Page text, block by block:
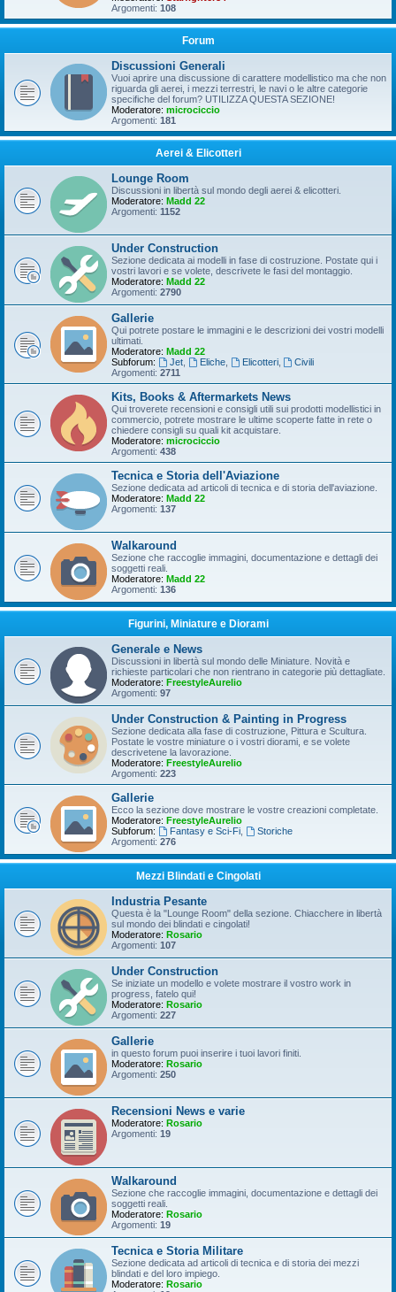
Argomenti: 108
Forum
Discussioni Generali
Vuoi aprire una discussione di carattere modellistico ma che non
riguarda gli aerei, i mezzi terrestri, le navi o le altre categorie
specifiche del forum? UTILIZZA QUESTA SEZIONE!
Moderatore: microciccio
Argomenti: 181
Aerei & Elicotteri
Lounge Room
Discussioni in libertà sul mondo degli aerei & elicotteri.
Moderatore: Madd 22
Argomenti: 1152
Under Construction
Sezione dedicata ai modelli in fase di costruzione. Postate qui i
vostri lavori e se volete, descrivete le fasi del montaggio.
Moderatore: Madd 22
Argomenti: 2790
Gallerie
Qui potrete postare le immagini e le descrizioni dei vostri modelli
ultimati.
Moderatore: Madd 22
Subforum:
Jet, Eliche, Elicotteri,
Civili
Argomenti: 2711
Kits, Books & Aftermarkets News
Qui troverete recensioni e consigli utili sui prodotti modellistici in
commercio, potrete mostrare le ultime scoperte fatte in rete o
chiedere consigli su quali kit acquistare.
Moderatore: microciccio
Argomenti: 438
Tecnica e Storia dell'Aviazione
Sezione dedicata ad articoli di tecnica e di storia dell'aviazione.
Moderatore: Madd 22
Argomenti: 137
Walkaround
Sezione che raccoglie immagini, documentazione e dettagli dei
soggetti reali.
Moderatore: Madd 22
Argomenti: 136
Figurini, Miniature e Diorami
Generale e News
Discussioni in libertà sul mondo delle Miniature. Novità e
richieste particolari che non rientrano in categorie più dettagliate.
Moderatore: FreestyleAurelio
Argomenti: 97
Under Construction & Painting in Progress
Sezione dedicata alla fase di costruzione, Pittura e Scultura.
Postate le vostre miniature o i vostri diorami, e se volete
descrivetene la lavorazione.
Moderatore: FreestyleAurelio
Argomenti: 223
Gallerie
Ecco la sezione dove mostrare le vostre creazioni completate.
Moderatore: FreestyleAurelio
Subforum:
Fantasy e Sci-Fi,
Storiche
Argomenti: 276
Mezzi Blindati e Cingolati
Industria Pesante
Questa è la "Lounge Room" della sezione. Chiacchere in libertà
sul mondo dei blindati e cingolati!
Moderatore: Rosario
Argomenti: 107
Under Construction
Se iniziate un modello e volete mostrare il vostro work in
progress, fatelo qui!
Moderatore: Rosario
Argomenti: 227
Gallerie
in questo forum puoi inserire i tuoi lavori finiti.
Moderatore: Rosario
Argomenti: 250
Recensioni News e varie
Moderatore: Rosario
Argomenti: 19
Walkaround
Sezione che raccoglie immagini, documentazione e dettagli dei
soggetti reali.
Moderatore: Rosario
Argomenti: 19
Tecnica e Storia Militare
Sezione dedicata ad articoli di tecnica e di storia dei mezzi
blindati e del loro impiego.
Moderatore: Rosario